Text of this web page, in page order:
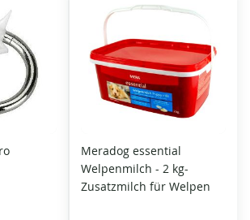
Meradog essential
Welpenmilch - 2 kg-
Zusatzmilch für Welpen